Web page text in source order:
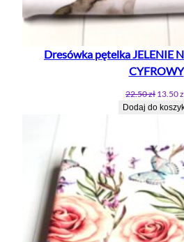
Dresówka pętelka JELENIE
CYFROWY
22.50zł
cena
13.50
Dodaj do